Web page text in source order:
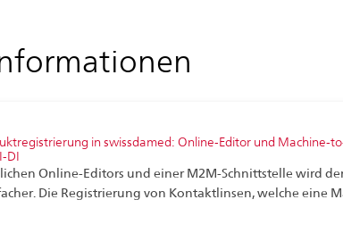
in swissdamed: Online-Editor und Machine-
DI
Online-Editors und einer M2M-Schnittstelle wird
Die Registrierung von Kontaktlinsen, welche eine